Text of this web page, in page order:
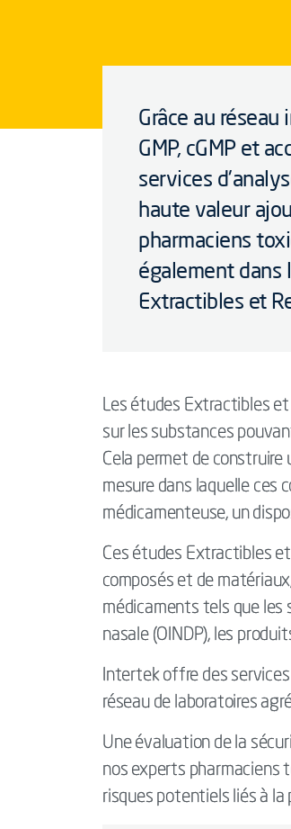
Grâce au
GMP, cGMP et
services
haute valeur
pharmaciens
également dans
Extractibles et
Les études Extractibles
sur les substances
Cela permet de
mesure dans laquelle ces
médicamenteuse, un
Ces études Extractibles
composés et de
médicaments tels que les
nasale (OINDP), les
Intertek offre des
réseau de laboratoires
Une évaluation de la
nos experts pharmaciens
risques potentiels liés à la